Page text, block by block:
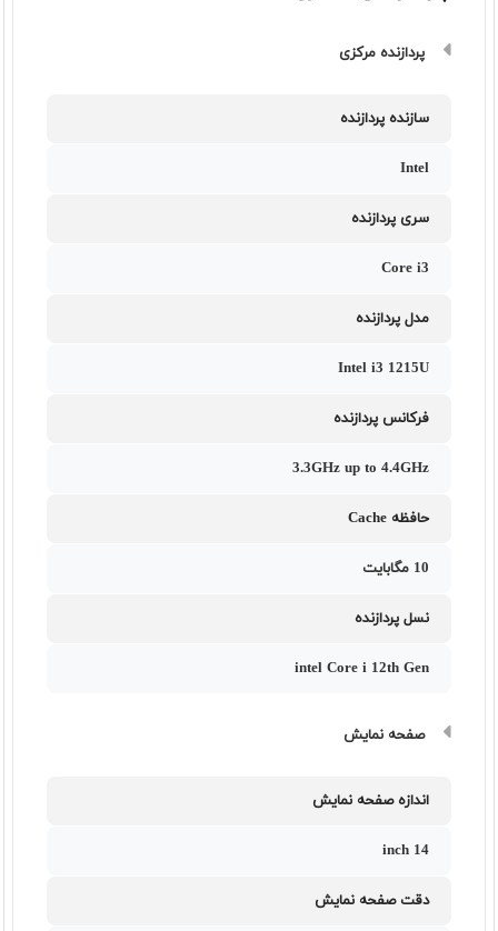
پردازنده مرکزی
سازنده پردازنده
Intel
سری پردازنده
Core i3
مدل پردازنده
Intel i3 1215U
فرکانس پردازنده
3.3GHz up to 4.4GHz
حافظه Cache
10 مگابایت
نسل پردازنده
intel Core i 12th Gen
صفحه نمایش
اندازه صفحه نمایش
14 inch
دقت صفحه نمایش